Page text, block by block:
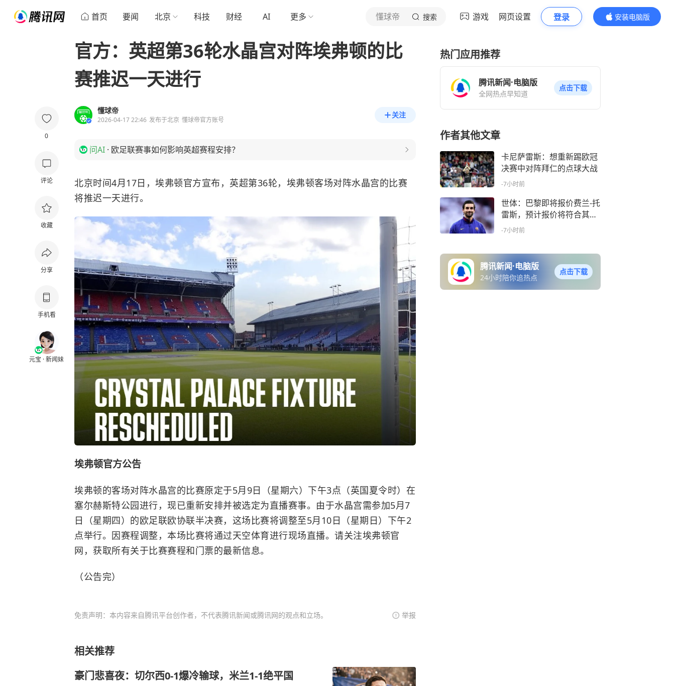
首页 要闻 北京 科技 财经 AI 更多 懂球帝 搜索 游戏 网页设置 登录
安装电脑版
内容更精彩
0
评论
收藏
分享
手机看
元宝 · 新闻妹
官方：英超第36轮水晶宫对阵埃弗顿的比
赛推迟一天进行
懂球帝
2026-04-17 22:46 发布于北京 懂球帝官方账号
关注
问AI · 欧足联赛事如何影响英超赛程安排？
北京时间4月17日，埃弗顿官方宣布，英超第36轮，埃弗顿客场对阵水晶宫的比赛
将推迟一天进行。
埃弗顿官方公告
埃弗顿的客场对阵水晶宫的比赛原定于5月9日（星期六）下午3点（英国夏令时）在
塞尔赫斯特公园进行，现已重新安排并被选定为直播赛事。由于水晶宫需参加5月7
日（星期四）的欧足联欧协联半决赛，这场比赛将调整至5月10日（星期日）下午2
点举行。因赛程调整，本场比赛将通过天空体育进行现场直播。请关注埃弗顿官
网，获取所有关于比赛赛程和门票的最新信息。
（公告完）
免责声明：本内容来自腾讯平台创作者，不代表腾讯新闻或腾讯网的观点和立场。 举报
相关推荐
豪门悲喜夜：切尔西0-1爆冷输球，米兰1-1绝平国
热门应用推荐
腾讯新闻·电脑版
全网热点早知道
点击下载
作者其他文章
卡尼萨雷斯：想重新踢欧冠
决赛中对阵拜仁的点球大战
-7小时前
世体：巴黎即将报价费兰-托
雷斯，预计报价将符合其当
前价值
-7小时前
腾讯新闻·电脑版
24小时陪你追热点
点击下载